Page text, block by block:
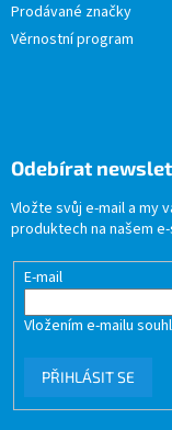
Prodávané značky
Věrnostní program
Odebírat
Vložte svůj e-mail a my
produktech na našem
E-mail
Vložením e-mailu
PŘIHLÁSIT SE